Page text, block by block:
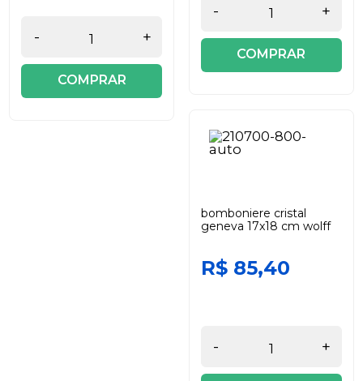
- +
COMPRAR
- +
COMPRAR
bomboniere cristal
geneva 17x18 cm wolff
R$ 85,40
- +